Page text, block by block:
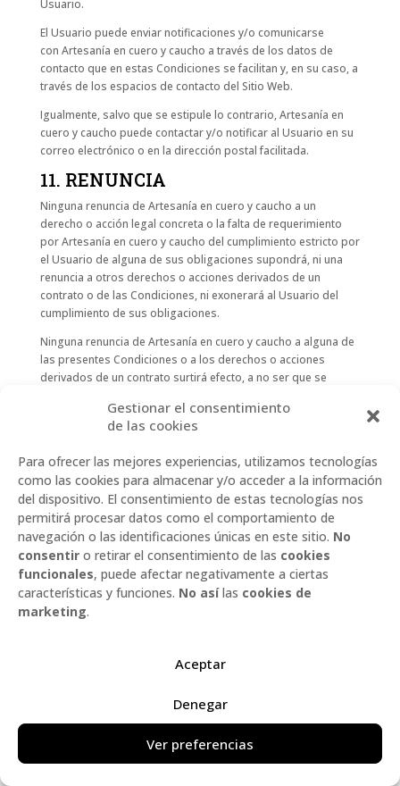
Gestionar el consentimiento
de las cookies
Para ofrecer las mejores experiencias, utilizamos tecnologías
como las cookies para almacenar y/o acceder a la información
del dispositivo. El consentimiento de estas tecnologías nos
permitirá procesar datos como el comportamiento de
navegación o las identificaciones únicas en este sitio. No
consentir o retirar el consentimiento de las cookies
funcionales, puede afectar negativamente a ciertas
características y funciones. No asílas cookies de
marketing.
Aceptar
Denegar
Ver preferencias
Usuario.
El Usuario puede enviar notificaciones y/o comunicarse
con Artesanía en cuero y caucho a través de los datos de
contacto que en estas Condiciones se facilitan y, en su caso, a
través de los espacios de contacto del Sitio Web.
Igualmente, salvo que se estipule lo contrario, Artesanía en
cuero y caucho puede contactar y/o notificar al Usuario en su
correo electrónico o en la dirección postal facilitada.
11. RENUNCIA
Ninguna renuncia de Artesanía en cuero y caucho a un
derecho o acción legal concreta o la falta de requerimiento
por Artesanía en cuero y caucho del cumplimiento estricto por
el Usuario de alguna de sus obligaciones supondrá, ni una
renuncia a otros derechos o acciones derivados de un
contrato o de las Condiciones, ni exonerará al Usuario del
cumplimiento de sus obligaciones.
Ninguna renuncia de Artesanía en cuero y caucho a alguna de
las presentes Condiciones o a los derechos o acciones
derivados de un contrato surtirá efecto, a no ser que se
se le comunique al Usuario por escrito.
Si alguna de las presentes Condiciones fuesen declaradas
nulas y sin efecto por resolución firme dictada por autoridad
competente, el resto de las cláusulas permanecerán en vigor,
sin que queden afectadas por dicha declaración de nulidad.
13. ACUERDO COMPLETO
Las presentes Condiciones y todo documento al que se haga
referencia expresa en estas constituyen el acuerdo íntegro
existente entre el Usuario y Artesanía en cuero y caucho en
verbalmente o por escrito por las mismas partes.
consentido la celebración de un contrato sin haber confiado
salvo aquello que figura expresamente mencionado en las
presentes Condiciones.